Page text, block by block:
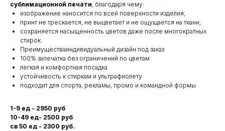
сублимационной печати, благодаря чему:
изображение наносится по всей поверхности изделия;
принт не трескается, не выцветает и не ощущается на ткани;
сохраняется насыщенность цветов даже после многократных
стирок.
Преимуществаиндивидуальный дизайн под заказ
100% запечатка без ограничений по цветам
лёгкая и комфортная посадка
устойчивость к стиркам и ультрафиолету
подходит для спорта, рекламы, промо и командной формы
1-9 ед - 2950 руб
10-49 ед- 2500 руб
св 50 ед - 2300 руб.